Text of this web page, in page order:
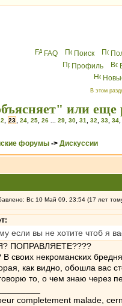
FAQ Поиск
Профиль
В этом
или еще
23 24 25 26 29 30 31 32 33 34
форумы -> Дискуссии
Вс 10 Май 09, 23:54 (17 лет
если вы не хотите чтоб я
ПОПРАВЛЯЕТЕ????
В своих некроманских
как видно, обошла вас
то, о чем знаю через
completement malade,